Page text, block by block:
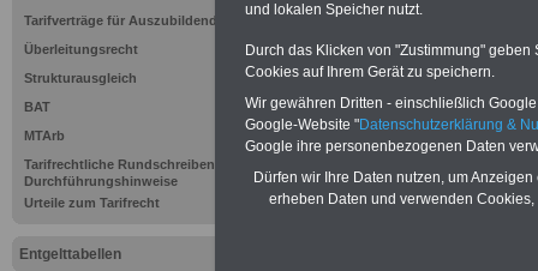
Tarifverträge für Auszubildende
Überleitungsrecht
Strukturausgleich
BAT
MTArb
Tarifrechtliche Rundschreiben und
Durchführungshinweise
Urteile zum Tarifrecht
Entgelttabellen
und Ärzte
und lokalen Speicher nutzt.
Durch das Klicken von "Zustimmung"
Cookies auf Ihrem Gerät zu speichern.
Wir gewähren Dritten - einschließlich
Google-Website "Datenschutzerklärung &
Google ihre personenbezogenen Daten
Dürfen wir Ihre Daten nutzen, um
erheben Daten und verwenden